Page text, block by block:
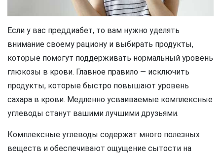
Если у вас преддиабет, то вам нужно уделять
внимание своему рациону и выбирать продукты,
которые помогут поддерживать нормальный уровень
глюкозы в крови. Главное правило — исключить
продукты, которые быстро повышают уровень
сахара в крови. Медленно усваиваемые комплексные
углеводы станут вашими лучшими друзьями.
Комплексные углеводы содержат много полезных
веществ и обеспечивают ощущение сытости на